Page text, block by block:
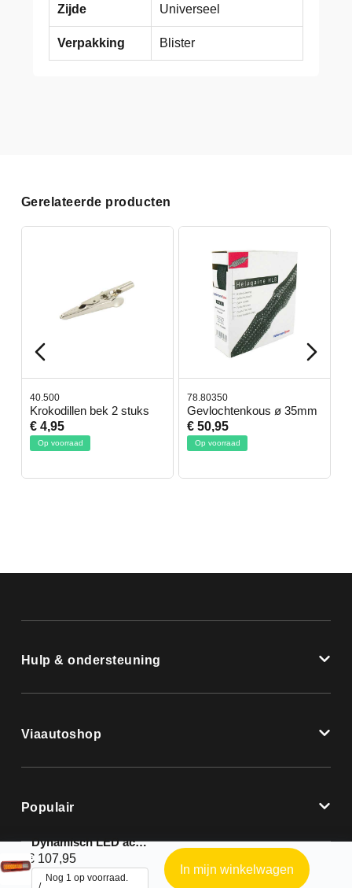
Zijde Universeel
Verpakking Blister
Gerelateerde producten
40.500
Krokodillen bek 2 stuks
€ 4,95
Op voorraad
78.80350
Gevlochtenkous ø 35mm
€ 50,95
Op voorraad
Hulp & ondersteuning
Viaautoshop
Populair
Dynamisch LED achterlicht
€ 107,95
Nog 1 op voorraad.
In mijn winkelwagen